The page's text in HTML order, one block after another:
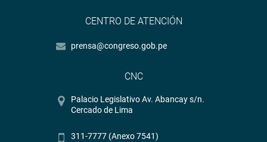
CENTRO DE ATENCIÓN
prensa@congreso.gob.pe
CNC
Palacio Legislativo Av. Abancay s/n.
Cercado de Lima
311-7777 (Anexo 7541)